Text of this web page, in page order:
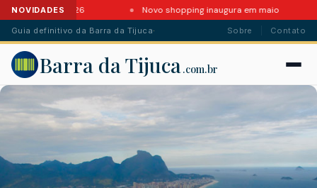
NOVIDADES
Barra em 2026 Novo shopping inaugura em maio
Guia definitivo da Barra da Tijuca· Sobre Contato
Barra da Tijuca .com.br